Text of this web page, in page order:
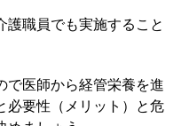
職員でも実施すること
で医師から経管栄養を進
必要性（メリット）と危